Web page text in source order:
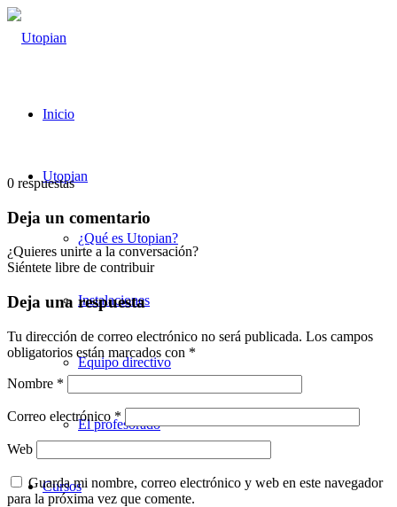
Inicio
Utopian
¿Qué es Utopian?
Instalaciones
Equipo directivo
El profesorado
Cursos
0 respuestas
Deja un comentario
¿Quieres unirte a la conversación?
Siéntete libre de contribuir
Deja una respuesta
Tu dirección de correo electrónico no será publicada. Los campos
obligatorios están marcados con *
Nombre *
Correo electrónico *
Web
Guarda mi nombre, correo electrónico y web en este navegador
para la próxima vez que comente.